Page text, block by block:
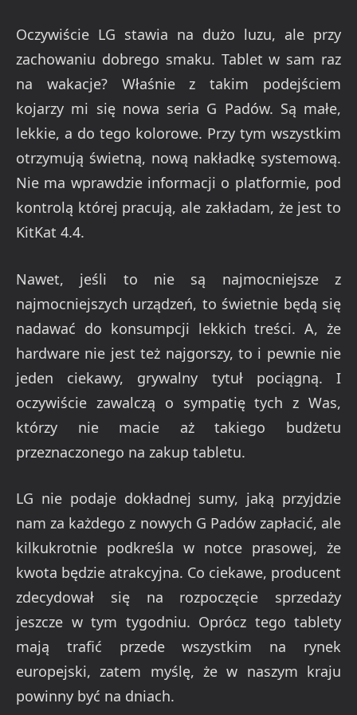
Oczywiście LG stawia na dużo luzu, ale przy
zachowaniu dobrego smaku. Tablet w sam raz
na wakacje? Właśnie z takim podejściem
kojarzy mi się nowa seria G Padów. Są małe,
lekkie, a do tego kolorowe. Przy tym wszystkim
otrzymują świetną, nową nakładkę systemową.
Nie ma wprawdzie informacji o platformie, pod
kontrolą której pracują, ale zakładam, że jest to
KitKat 4.4.
Nawet, jeśli to nie są najmocniejsze z
najmocniejszych urządzeń, to świetnie będą się
nadawać do konsumpcji lekkich treści. A, że
hardware nie jest też najgorszy, to i pewnie nie
jeden ciekawy, grywalny tytuł pociągną. I
oczywiście zawalczą o sympatię tych z Was,
którzy nie macie aż takiego budżetu
przeznaczonego na zakup tabletu.
LG nie podaje dokładnej sumy, jaką przyjdzie
nam za każdego z nowych G Padów zapłacić, ale
kilkukrotnie podkreśla w notce prasowej, że
kwota będzie atrakcyjna. Co ciekawe, producent
zdecydował się na rozpoczęcie sprzedaży
jeszcze w tym tygodniu. Oprócz tego tablety
mają trafić przede wszystkim na rynek
europejski, zatem myślę, że w naszym kraju
powinny być na dniach.